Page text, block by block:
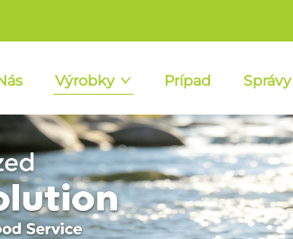
Výrobky Prípad Správy